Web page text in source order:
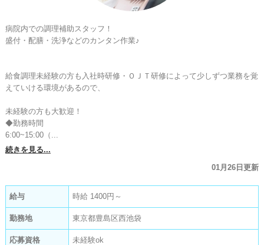
病院内での調理補助スタッフ！
盛付・配膳・洗浄などのカンタン作業♪
給食調理未経験の方も入社時研修・ＯＪＴ研修によって少しずつ業務を覚
えていける環境があるので、
未経験の方も大歓迎！
◆勤務時間
6:00~15:00（...
続きを見る...
01月26日更新
給与 時給 1400円～
勤務地 東京都豊島区西池袋
応募資格 未経験ok